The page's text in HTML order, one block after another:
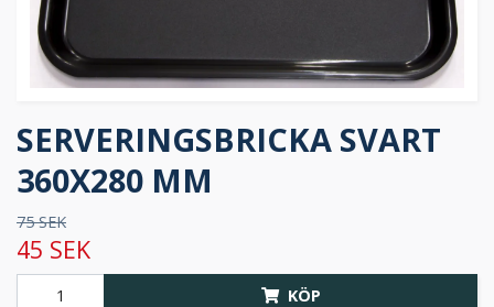
SERVERINGSBRICKA SVART
360X280 MM
75 SEK
45 SEK
KÖP